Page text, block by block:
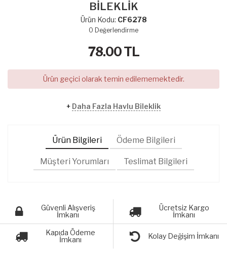
BİLEKLİK
Ürün Kodu: CF6278
0 Değerlendirme
78.00TL
Ürün geçici olarak temin edilememektedir.
+ Daha Fazla Havlu Bileklik
Ürün Bilgileri Ödeme Bilgileri
Müşteri Yorumları Teslimat Bilgileri
Güvenli Alışveriş
İmkanı
Ücretsiz Kargo
İmkanı
Kapıda Ödeme
İmkanı
Kolay Değişim İmkanı